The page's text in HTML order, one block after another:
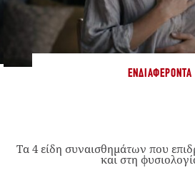
ΕΝΔΙΑΦΈΡΟΝΤΑ
Τα 4 είδη συναισθημάτων που
και στη